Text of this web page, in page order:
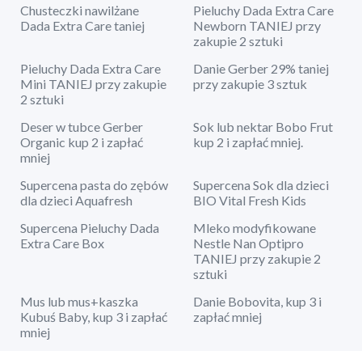
Chusteczki nawilżane
Dada Extra Care taniej
Pieluchy Dada Extra Care
Newborn TANIEJ przy
zakupie 2 sztuki
Pieluchy Dada Extra Care
Mini TANIEJ przy zakupie
2 sztuki
Danie Gerber 29% taniej
przy zakupie 3 sztuk
Deser w tubce Gerber
Organic kup 2 i zapłać
mniej
Sok lub nektar Bobo Frut
kup 2 i zapłać mniej.
Supercena pasta do zębów
dla dzieci Aquafresh
Supercena Sok dla dzieci
BIO Vital Fresh Kids
Supercena Pieluchy Dada
Extra Care Box
Mleko modyfikowane
Nestle Nan Optipro
TANIEJ przy zakupie 2
sztuki
Mus lub mus+kaszka
Kubuś Baby, kup 3 i zapłać
mniej
Danie Bobovita, kup 3 i
zapłać mniej